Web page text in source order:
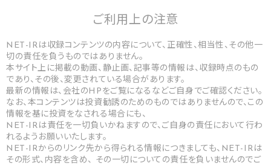
ご利用上の注意
NET-IRは収録コンテンツの内容について、正確性、相当性、その他一
切の責任を負うものではありません。
本サイト上に掲載の動画、静止画、記事等の情報は、収録時点のもの
であり、その後、変更されている場合があります。
最新の情報は、会社のHPをご覧になるなどご自身でご確認ください。
なお、本コンテンツは投資勧誘のためのものではありませんので、この
情報を基に投資をなされる場合にも、
NET-IRは責任を一切負いかねますので、ご自身の責任において行わ
れるようお願いいたします。
NET-IRからのリンク先から得られる情報につきましても、NET-IRは
その形式、内容を含め、 その一切についての責任を負いませんのでご